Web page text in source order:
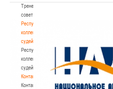
Тренерский
совет
Республиканская
коллегия
судей
Республиканская
коллегия
судей
Контакты
Контакты